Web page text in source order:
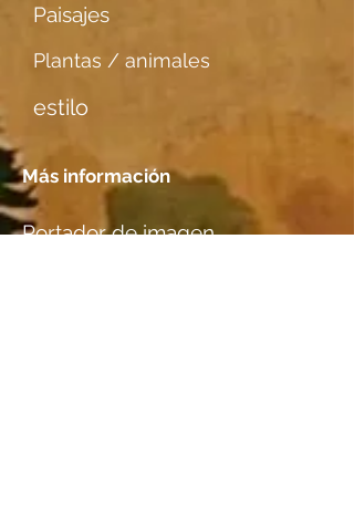
Paisajes
Plantas / animales
estilo
Más información
Portador de imagen